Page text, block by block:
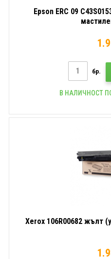
Epson ERC 09
бр.
В НАЛИЧНОСТ
Xerox 106R00682 жълт